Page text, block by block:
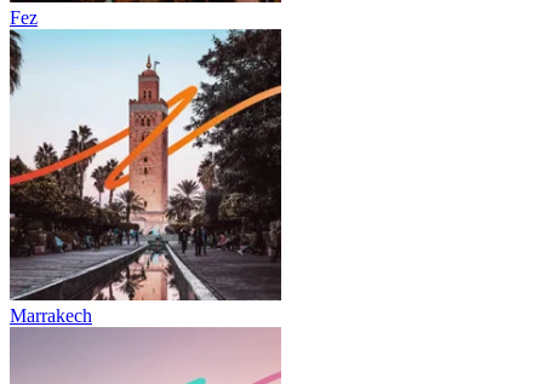
Fez
Marrakech